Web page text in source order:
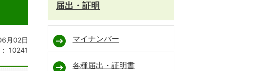
月02日
10241
届出・証明
マイナンバー
各種届出・証明書